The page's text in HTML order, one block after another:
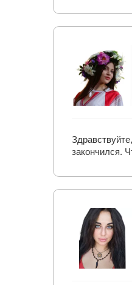
закончился.